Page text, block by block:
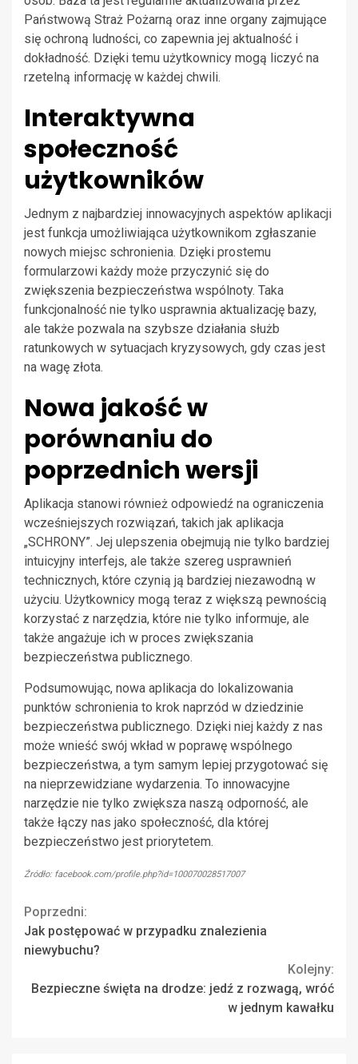
Państwową Straż Pożarną oraz inne organy zajmujące
się ochroną ludności, co zapewnia jej aktualność i
dokładność. Dzięki temu użytkownicy mogą liczyć na
rzetelną informację w każdej chwili.
Interaktywna
społeczność
użytkowników
Jednym z najbardziej innowacyjnych aspektów aplikacji
jest funkcja umożliwiająca użytkownikom zgłaszanie
nowych miejsc schronienia. Dzięki prostemu
formularzowi każdy może przyczynić się do
zwiększenia bezpieczeństwa wspólnoty. Taka
funkcjonalność nie tylko usprawnia aktualizację bazy,
ale także pozwala na szybsze działania służb
ratunkowych w sytuacjach kryzysowych, gdy czas jest
na wagę złota.
Nowa jakość w
porównaniu do
poprzednich wersji
Aplikacja stanowi również odpowiedź na ograniczenia
wcześniejszych rozwiązań, takich jak aplikacja
„SCHRONY”. Jej ulepszenia obejmują nie tylko bardziej
intuicyjny interfejs, ale także szereg usprawnień
technicznych, które czynią ją bardziej niezawodną w
użyciu. Użytkownicy mogą teraz z większą pewnością
korzystać z narzędzia, które nie tylko informuje, ale
także angażuje ich w proces zwiększania
bezpieczeństwa publicznego.
Podsumowując, nowa aplikacja do lokalizowania
punktów schronienia to krok naprzód w dziedzinie
bezpieczeństwa publicznego. Dzięki niej każdy z nas
może wnieść swój wkład w poprawę wspólnego
bezpieczeństwa, a tym samym lepiej przygotować się
na nieprzewidziane wydarzenia. To innowacyjne
narzędzie nie tylko zwiększa naszą odporność, ale
także łączy nas jako społeczność, dla której
bezpieczeństwo jest priorytetem.
Źródło: facebook.com/profile.php?id=100070028517007
Continue
Reading
Poprzedni:
Jak postępować w przypadku znalezienia
niewybuchu?
Kolejny:
Bezpieczne święta na drodze: jedź z rozwagą, wróć
w jednym kawałku